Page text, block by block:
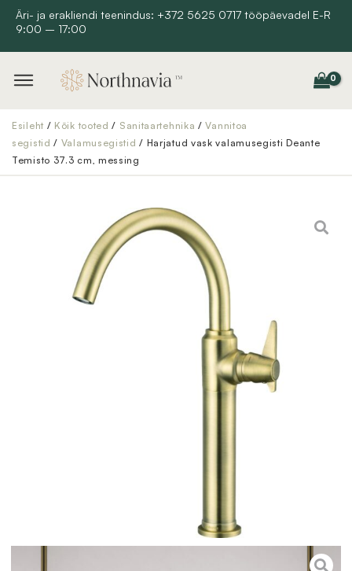
Skip
content
Äri- ja erakliendi teenindus: +372 5625 0717 tööpäevadel E-R
9:00 – 17:00
Esileht / Kõik tooted / Sanitaartehnika /Vannitoa
segistid / Valamusegistid / Harjatud vask valamusegisti Deante
Temisto 37.3 cm, messing